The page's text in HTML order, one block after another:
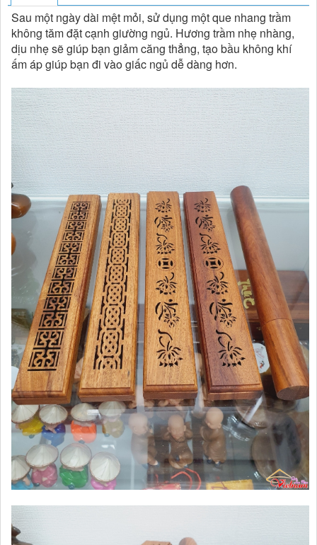
Sau một ngày dài mệt mỏi, sử dụng một que nhang trầm
không tăm đặt cạnh giường ngủ. Hương trầm nhẹ nhàng,
dịu nhẹ sẽ giúp bạn giảm căng thẳng, tạo bầu không khí
ấm áp giúp bạn đi vào giấc ngủ dễ dàng hơn.